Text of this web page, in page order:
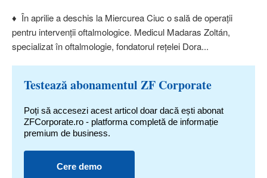
♦ În aprilie a deschis la Miercurea Ciuc o sală de operaţii
pentru intervenţii oftalmologice. Medicul Madaras Zoltán,
specializat în oftal­mologie, fondatorul reţelei Dora...
Testează abonamentul ZF Corporate
Poți să accesezi acest articol doar dacă ești abonat
ZFCorporate.ro - platforma completă de informație
premium de business.
Cere demo